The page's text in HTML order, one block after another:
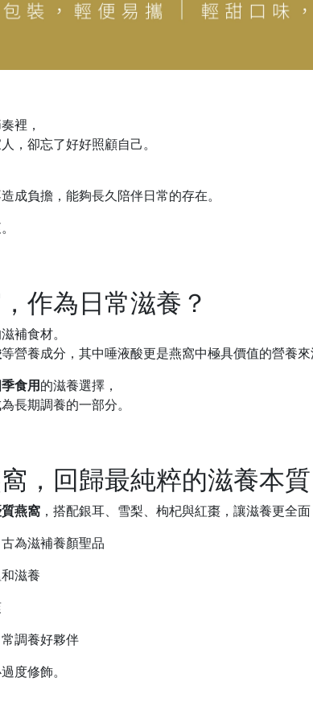
裡，
，卻忘了好好照顧自己。
成負擔，能夠長久陪伴日常的存在。
作為日常滋養？
補食材。
等營養成分，其中唾液酸更是燕窩中極具價值的營養來
食用的滋養選擇，
長期調養的一部分。
，回歸最純粹的滋養本質
燕窩 ，搭配銀耳、雪梨、枸杞與紅棗，讓滋養更全面
為滋補養顏聖品
滋養
調養好夥伴
度修飾。